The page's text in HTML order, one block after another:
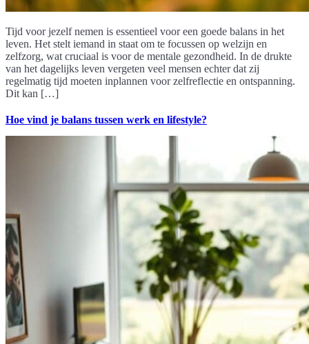
Tijd voor jezelf nemen is essentieel voor een goede balans in het
leven. Het stelt iemand in staat om te focussen op welzijn en
zelfzorg, wat cruciaal is voor de mentale gezondheid. In de drukte
van het dagelijks leven vergeten veel mensen echter dat zij
regelmatig tijd moeten inplannen voor zelfreflectie en ontspanning.
Dit kan […]
Hoe vind je balans tussen werk en lifestyle?